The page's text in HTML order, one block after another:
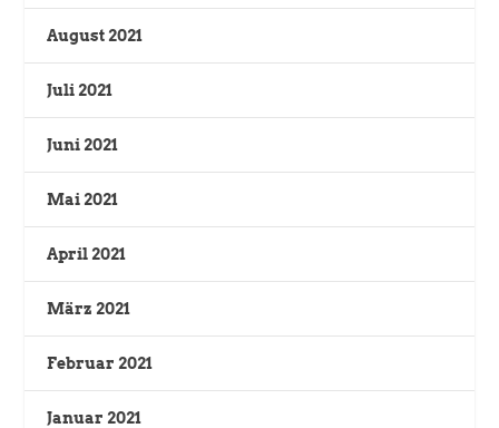
August 2021
Juli 2021
Juni 2021
Mai 2021
April 2021
März 2021
Februar 2021
Januar 2021